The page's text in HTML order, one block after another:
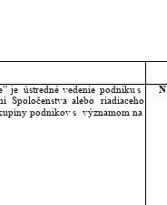
je ústredné vedenie podniku s
Spoločenstva alebo
riadiaceho
podnikov s významom na
N